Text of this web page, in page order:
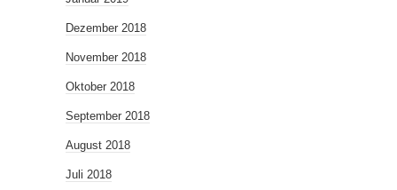
Dezember 2018
November 2018
Oktober 2018
September 2018
August 2018
Juli 2018